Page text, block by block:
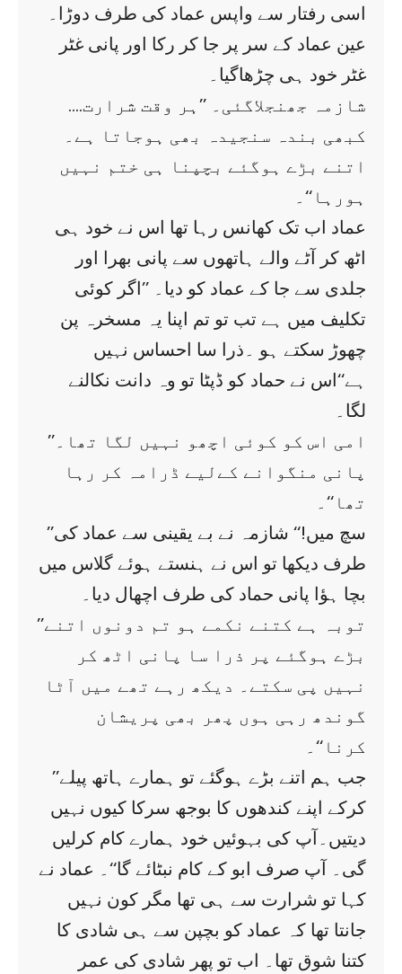
اسی رفتار سے واپس عماد کی طرف دوڑا۔
عین عماد کے سر پر جا کر رکا اور پانی غٹر
غٹر خود ہی چڑھاگیا۔
شازمہ جھنجلاگئی۔ ’’ہر وقت شرارت….
کبھی بندہ سنجیدہ بھی ہوجاتا ہے۔
اتنے بڑے ہوگئے بچپنا ہی ختم نہیں
ہورہا‘‘۔
عماد اب تک کھانس رہا تھا اس نے خود ہی
اٹھ کر آٹے والے ہاتھوں سے پانی بھرا اور
جلدی سے جا کے عماد کو دیا۔ ’’اگر کوئی
تکلیف میں ہے تب تو تم اپنا یہ مسخرہ پن
چھوڑ سکتے ہو ۔ذرا سا احساس نہیں
ہے‘‘اس نے حماد کو ڈپٹا تو وہ دانت نکالنے
لگا۔
’’امی اس کو کوئی اچھو نہیں لگا تھا۔
پانی منگوانے کےلیے ڈرامہ کر رہا
تھا‘‘۔
’’سچ میں!‘‘ شازمہ نے بے یقینی سے عماد کی
طرف دیکھا تو اس نے ہنستے ہوئے گلاس میں
بچا ہؤا پانی حماد کی طرف اچھال دیا۔
’’توبہ ہے کتنے نکمے ہو تم دونوں اتنے
بڑے ہوگئے پر ذرا سا پانی اٹھ کر
نہیں پی سکتے۔ دیکھ رہے تھے میں آٹا
گوندھ رہی ہوں پھر بھی پریشان
کرنا‘‘۔
’’جب ہم اتنے بڑے ہوگئے تو ہمارے ہاتھ پیلے
کرکے اپنے کندھوں کا بوجھ سرکا کیوں نہیں
دیتیں۔آپ کی بہوئیں خود ہمارے کام کرلیں
گی۔ آپ صرف ابو کے کام نبٹائے گا‘‘۔ عماد نے
کہا تو شرارت سے ہی تھا مگر کون نہیں
جانتا تھا کہ عماد کو بچپن سے ہی شادی کا
کتنا شوق تھا۔ اب تو پھر شادی کی عمر